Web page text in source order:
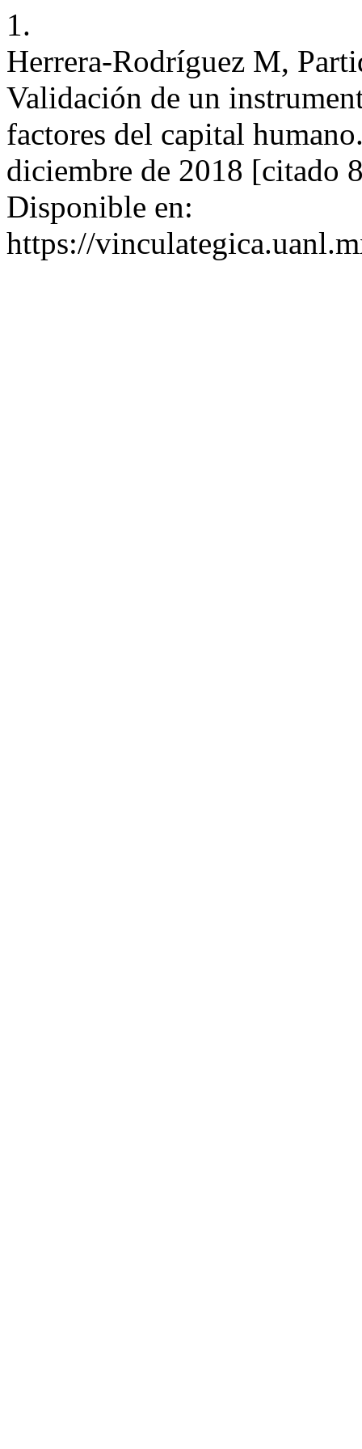
1.
Herrera-Rodríguez M,
Validación de un
factores del capital
diciembre de 2018 [citado
Disponible en:
https://